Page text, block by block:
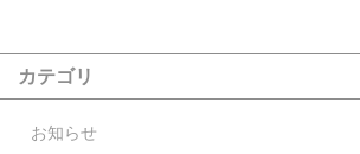
カテゴリ
お知らせ